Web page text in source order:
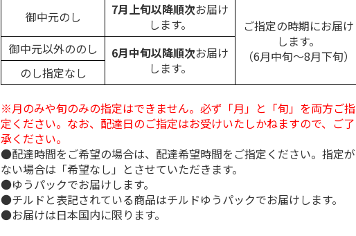
御中元のし
7月上旬以降順次お届け
します。
ご指定の時期にお届け
します。
（6月中旬～8月下旬）
御中元以外ののし 6月中旬以降順次お届け
します。
のし指定なし
※月のみや旬のみの指定はできません。必ず「月」と「旬」を両方ご指
定ください。なお、配達日のご指定はお受けいたしかねますので、ご了
承ください。
●配達時間をご希望の場合は、配達希望時間をご指定ください。指定が
ない場合は「希望なし」とさせていただきます。
●ゆうパックでお届けします。
●チルドと表記されている商品はチルドゆうパックでお届けします。
●お届けは日本国内に限ります。